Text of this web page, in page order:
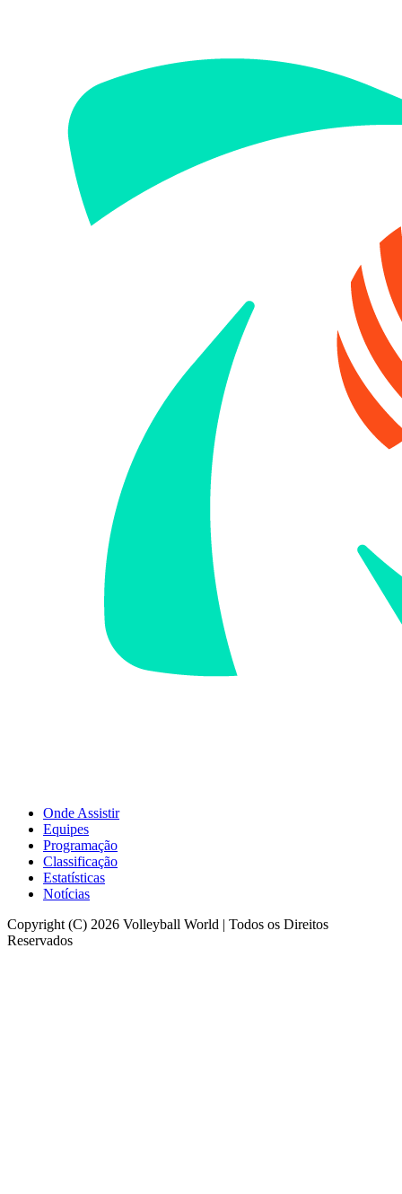
Onde Assistir
Equipes
Programação
Classificação
Estatísticas
Notícias
Copyright (C) 2026 Volleyball World | Todos os Direitos
Reservados